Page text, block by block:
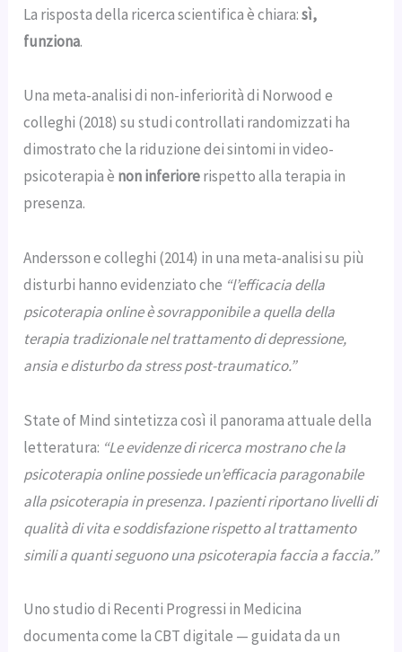
La risposta della ricerca scientifica è chiara:sì,
funziona.
Una meta-analisi di non-inferiorità di Norwood e
colleghi (2018) su studi controllati randomizzati ha
dimostrato che la riduzione dei sintomi in video-
psicoterapia è non inferiorerispetto alla terapia in
presenza.
Andersson e colleghi (2014) in una meta-analisi su più
disturbi hanno evidenziato che “l’efficacia della
psicoterapia online è sovrapponibile a quella della
terapia tradizionale nel trattamento di depressione,
ansia e disturbo da stress post-traumatico.”
State of Mind sintetizza così il panorama attuale della
letteratura: “Le evidenze di ricerca mostrano che la
psicoterapia online possiede un’efficacia paragonabile
alla psicoterapia in presenza. I pazienti riportano livelli di
qualità di vita e soddisfazione rispetto al trattamento
simili a quanti seguono una psicoterapia faccia a faccia.”
Uno studio di Recenti Progressi in Medicina
documenta come la CBT digitale — guidata da un